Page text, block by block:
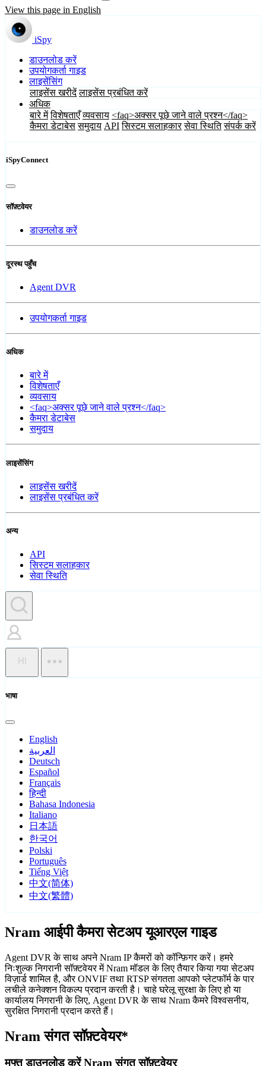
View this page in English
iSpy
डाउनलोड करें
उपयोगकर्ता गाइड
लाइसेंसिंग
लाइसेंस खरीदें लाइसेंस प्रबंधित करें
अधिक
बारे में विशेषताएँ व्यवसाय <faq>अक्सर पूछे जाने वाले प्रश्न</faq>
कैमरा डेटाबेस समुदाय API सिस्टम सलाहकार सेवा स्थिति संपर्क करें
iSpyConnect
सॉफ़्टवेयर
डाउनलोड करें
दूरस्थ पहुँच
Agent DVR
उपयोगकर्ता गाइड
अधिक
बारे में
विशेषताएँ
व्यवसाय
<faq>अक्सर पूछे जाने वाले प्रश्न</faq>
कैमरा डेटाबेस
समुदाय
लाइसेंसिंग
लाइसेंस खरीदें
लाइसेंस प्रबंधित करें
अन्य
API
सिस्टम सलाहकार
सेवा स्थिति
HI
भाषा
English
العربية
Deutsch
Español
Français
हिन्दी
Bahasa Indonesia
Italiano
日本語
한국어
Polski
Português
Tiếng Việt
中文(简体)
中文(繁體)
Nram आईपी कैमरा सेटअप यूआरएल गाइड
Agent DVR के साथ अपने Nram IP कैमरों को कॉन्फ़िगर करें। हमरे
निःशुल्क निगरानी सॉफ़्टवेयर में Nram मॉडल के लिए तैयार किया गया सेटअप
विज़ार्ड शामिल है, और ONVIF तथा RTSP संगतता आपको प्लेटफॉर्म के पार
लचीले कनेक्शन विकल्प प्रदान करती है। चाहे घरेलू सुरक्षा के लिए हो या
कार्यालय निगरानी के लिए, Agent DVR के साथ Nram कैमरे विश्वसनीय,
सुरक्षित निगरानी प्रदान करते हैं।
Nram संगत सॉफ़्टवेयर*
मुफ्त डाउनलोड करें Nram संगत सॉफ़्टवेयर